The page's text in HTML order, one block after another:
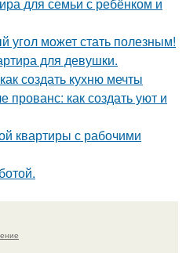
угол может стать полезным!
для девушки.
создать кухню мечты
прованс: как создать уют и
квартиры с рабочими